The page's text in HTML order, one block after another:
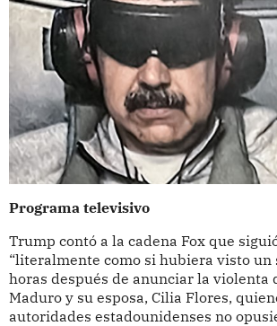
Programa televisivo
Trump contó a la cadena Fox que
“literalmente como si hubiera visto un
horas después de anunciar la violenta
Maduro y su esposa, Cilia Flores,
autoridades estadounidenses no